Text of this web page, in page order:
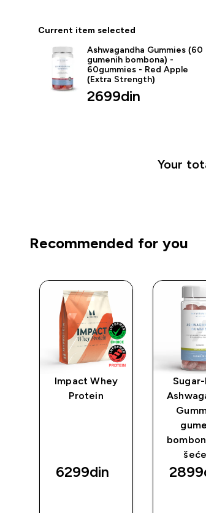
Current item selected
Ashwagandha Gummies (60
gumenih bombona) -
60gummies - Red Apple
(Extra Strength)
2699din‎
Your
Recommended for you
Impact Whey
Protein
6299din‎